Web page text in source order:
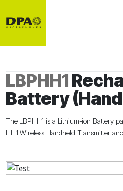
LBPHH1
Battery
The LBPHH1 is a Lithium-ion Battery
HH1 Wireless Handheld Transmitter